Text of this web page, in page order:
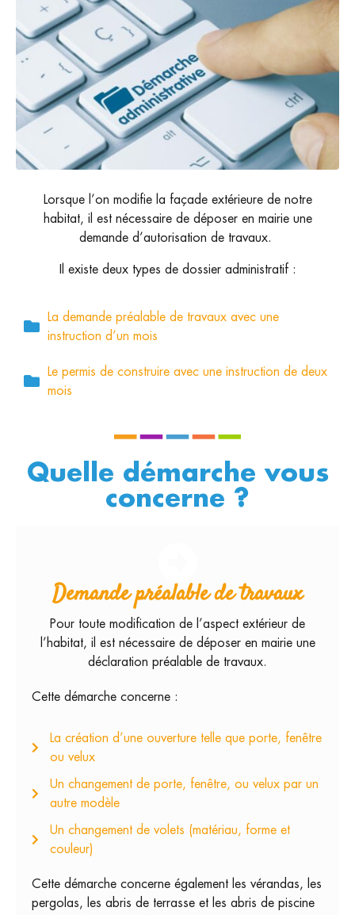
Lorsque l’on modifie la façade extérieure de notre
habitat, il est nécessaire de déposer en mairie une
demande d’autorisation de travaux.
Il existe deux types de dossier administratif :
La demande préalable de travaux avec une
instruction d’un mois
Le permis de construire avec une instruction de deux
mois
Quelle démarche vous
concerne ?
Demande préalable de travaux
Pour toute modification de l’aspect extérieur de
l’habitat, il est nécessaire de déposer en mairie une
déclaration préalable de travaux.
Cette démarche concerne :
La création d’une ouverture telle que porte, fenêtre
ou velux
Un changement de porte, fenêtre, ou velux par un
autre modèle
Un changement de volets (matériau, forme et
couleur)
Cette démarche concerne également les vérandas, les
pergolas, les abris de terrasse et les abris de piscine